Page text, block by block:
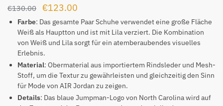
€130.00
Ursprünglicher
Preis
war:
€130.00
€123.00
Preis
ist:
€123.00.
Farbe: Das gesamte Paar Schuhe verwendet eine große Fläche
Weiß als Hauptton und ist mit Lila verziert. Die Kombination
von Weiß und Lila sorgt für ein atemberaubendes visuelles
Erlebnis.
Material: Obermaterial aus importiertem Rindsleder und Mesh-
Stoff, um die Textur zu gewährleisten und gleichzeitig den Sinn
für Mode von AIR Jordan zu zeigen.
Details: Das blaue Jumpman-Logo von North Carolina wird auf